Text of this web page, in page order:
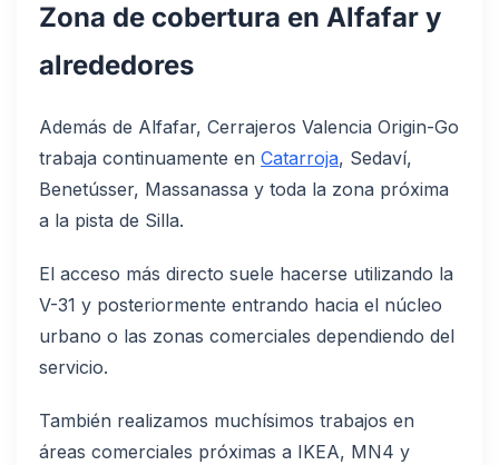
Zona de cobertura en Alfafar y
alrededores
Además de Alfafar, Cerrajeros Valencia Origin-Go
trabaja continuamente en Catarroja, Sedaví,
Benetússer, Massanassa y toda la zona próxima
a la pista de Silla.
El acceso más directo suele hacerse utilizando la
V-31 y posteriormente entrando hacia el núcleo
urbano o las zonas comerciales dependiendo del
servicio.
También realizamos muchísimos trabajos en
áreas comerciales próximas a IKEA, MN4 y